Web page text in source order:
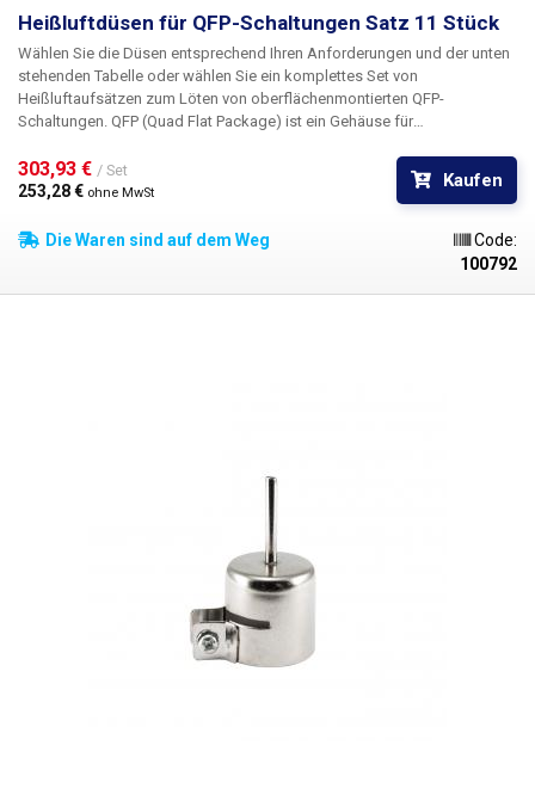
Heißluftdüsen für QFP-Schaltungen Satz 11 Stück
Wählen Sie die Düsen entsprechend Ihren Anforderungen und der unten
stehenden Tabelle oder wählen Sie ein komplettes Set von
Heißluftaufsätzen zum Löten von oberflächenmontierten QFP-
Schaltungen. QFP (Quad Flat Package) ist ein Gehäuse für
Schaltkreises sind mit gebogenen Kontakten versehen, um mit der
Leiterplatte zusammenzupassen. Die Schaltung ist so konzipiert, dass
vorhanden, aber diese sind für die Programmierung oder Entwicklung
303,93 € / Set
253,28 € ohne MwSt
Kaufen
Die Waren sind auf dem Weg
Code:
100792